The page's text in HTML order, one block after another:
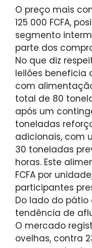
O preço mais
125 000 FCFA,
segmento
parte dos
No que diz
leilões beneficia
com
total de 80
após um
toneladas
adicionais, com
30 toneladas
horas. Este
FCFA por
participantes
Do lado do pátio
tendência de
O mercado
ovelhas, contra